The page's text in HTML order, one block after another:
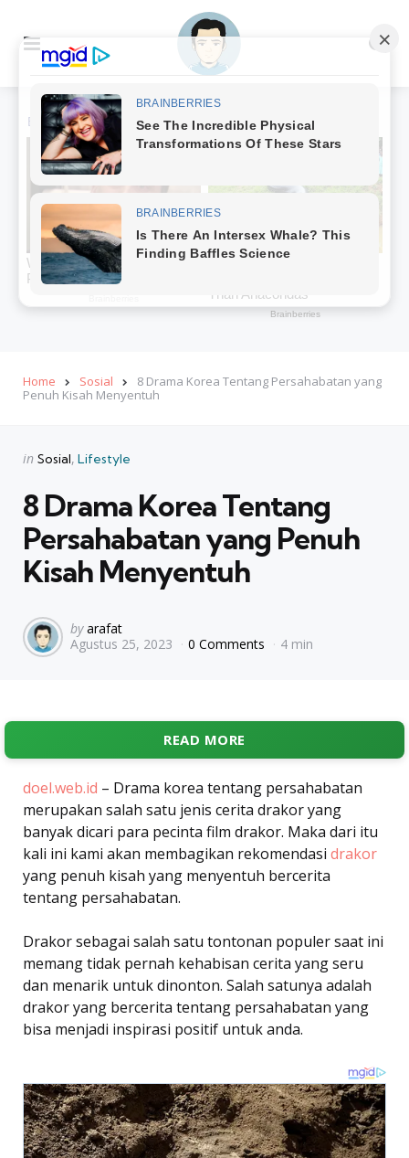
Menu
Home Sosial
8 Drama Korea Tentang Persahabatan yang
Penuh Kisah Menyentuh
Categories
Posted
in Sosial Lifestyle
8 Drama Korea Tentang
Persahabatan yang Penuh
Kisah Menyentuh
Posted
by
by arafat
Agustus 25, 2023
0 Comments 4 min
READ MORE
doel.web.id – Drama korea tentang persahabatan
merupakan salah satu jenis cerita drakor yang
banyak dicari para pecinta film drakor. Maka dari itu
kali ini kami akan membagikan rekomendasi drakor
yang penuh kisah yang menyentuh bercerita
tentang persahabatan.
Drakor sebagai salah satu tontonan populer saat ini
memang tidak pernah kehabisan cerita yang seru
dan menarik untuk dinonton. Salah satunya adalah
drakor yang bercerita tentang persahabatan yang
bisa menjadi inspirasi positif untuk anda.